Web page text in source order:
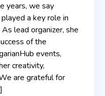
years, we say
a key role in
lead organizer, she
of the
events,
creativity,
are grateful for